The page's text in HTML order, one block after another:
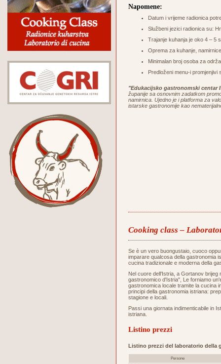
Napomene:
Datum i vrijeme radionica
Službeni jezici radionica su:
Trajanje kuhanja je oko 4 – 5
Oprema za kuhanje,
Minimalan broj osoba za
Predloženi menu-i promjenjivi
"Edukacijsko gastronomski centar
županije sa osnovnim zadatkom
namirnica. Ujedno je i platforma za
istarske gastronomije kao
Cooking class –
Se è un vero buongustaio, cuoco
imparare qualcosa della gastronomia
cucina tradizionale e moderna della
Nel cuore dell'Istria, a Gortanov
gastronomico d'Istria", Le forniamo
gastronomica locale tramite la cucina
principi della gastronomia istriana:
stagione e locali.
Passi una giornata indimenticabile in
istriana.
Listino prezzi
Listino prezzi del laboratorio della
Persone